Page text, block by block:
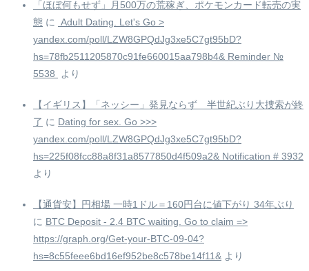
「ほぼ何もせず」月500万の荒稼ぎ、ポケモンカード転売の実
態 に
️ Adult Dating. Let's Go >
yandex.com/poll/LZW8GPQdJg3xe5C7gt95bD?
hs=78fb2511205870c91fe660015aa798b4& Reminder №
5538 ️
より
【イギリス】「ネッシー」発見ならず 半世紀ぶり大捜索が終
了 に Dating for sex. Go >>>
yandex.com/poll/LZW8GPQdJg3xe5C7gt95bD?
hs=225f08fcc88a8f31a8577850d4f509a2& Notification # 3932
より
【通貨安】円相場 一時1ドル＝160円台に値下がり 34年ぶり
に BTC Deposit - 2.4 BTC waiting. Go to claim =>
https://graph.org/Get-your-BTC-09-04?
hs=8c55feee6bd16ef952be8c578be14f11& より